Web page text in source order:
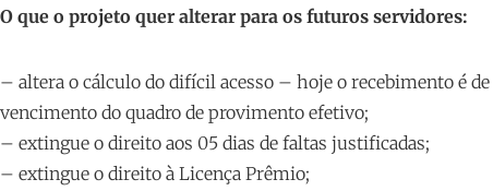
O que o projeto quer alterar para os futuros servidores:
– altera o cálculo do difícil acesso – hoje o recebimento é
vencimento do quadro de provimento efetivo;
– extingue o direito aos 05 dias de faltas justificadas;
– extingue o direito à Licença Prêmio;